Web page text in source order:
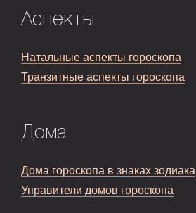
Аспекты
Натальные аспекты гороскопа
Транзитные аспекты гороскопа
Дома
Дома гороскопа в знаках зодиака
Управители домов гороскопа